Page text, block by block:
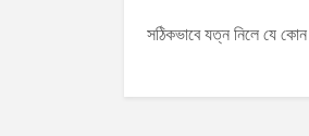
সঠিকভাবে যত্ন নিলে যে